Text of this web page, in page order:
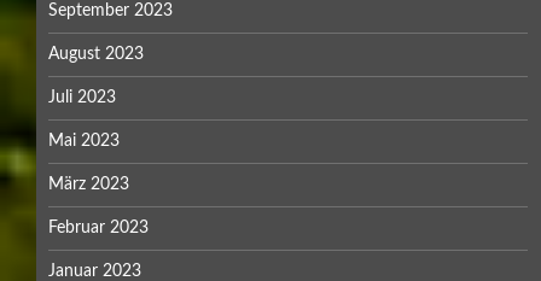
September 2023
August 2023
Juli 2023
Mai 2023
März 2023
Februar 2023
Januar 2023